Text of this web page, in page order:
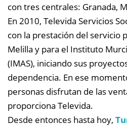
con tres centrales: Granada,
En 2010, Televida Servicios
con la prestación del servicio
Melilla y para el Instituto
(IMAS), iniciando sus
dependencia. En ese
personas disfrutan de las
proporciona Televida.
Desde entonces hasta hoy,